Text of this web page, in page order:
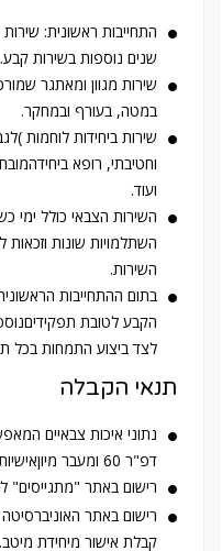
התחייבות ראשונית:
שנים נוספות בשירות קבע.
שירות מגוון ומאתגר
במטה, בעורף ובמחקר.
שירות ביחידות לוחמות
וחטיבתי, רופא
ועוד.
השירות הצבאי כולל ימי
השתלמויות שונות
השירות.
בתום ההתחייבות
הקבע לטובת
לצד ביצוע התמחות בכל
תנאי הקבלה
נתוני איכות צבאיים
דפ"ר 60 ומעבר מיוןאישיותי במכון קינן שפי.
רישום באתר "מתגייסים"
רישום באתר
קבלת אישור מיחידת